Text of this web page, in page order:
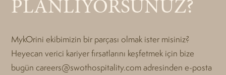
PLANLIYORSUNUZ?
MykOrini ekibimizin bir parçası olmak ister misiniz?
Heyecan verici kariyer fırsatlarını keşfetmek için bize
bugün careers@swothospitality.com adresinden e-posta